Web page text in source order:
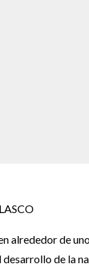
alrededor de
desarrollo de la